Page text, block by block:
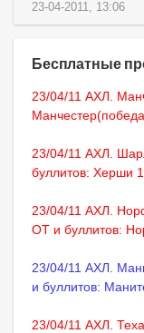
23-04-2011, 13:06
Бесплатные
23/04/11 АХЛ.
23/04/11 АХЛ.
буллитов: Херши
23/04/11 АХЛ.
ОТ и буллитов:
23/04/11 АХЛ.
и буллитов:
23/04/11 АХЛ.